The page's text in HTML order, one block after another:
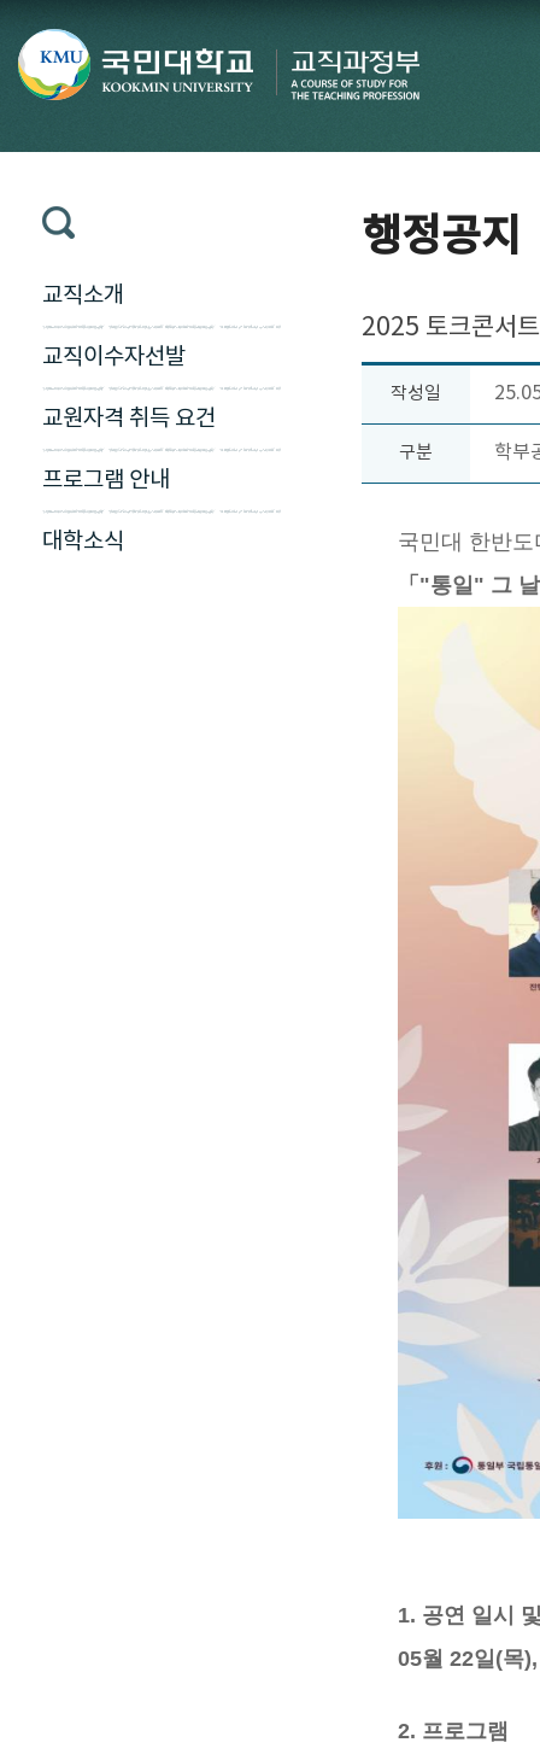
교직소개
교직이수자선발
교원자격 취득 요건
프로그램 안내
대학소식
행정공지
2025 토크콘서
작성일
구분 학부
국민대 한반
「"통일" 그
1. 공연 일시
05월 22일(목
2. 프로그램